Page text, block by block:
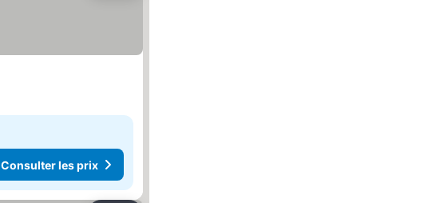
Consulter les prix